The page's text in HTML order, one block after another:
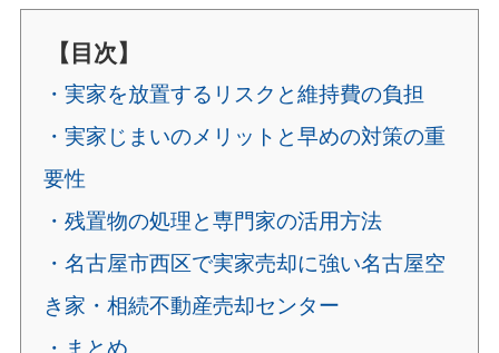
【目次】
・実家を放置するリスクと維持費の負担
・実家じまいのメリットと早めの対策の重
要性
・残置物の処理と専門家の活用方法
・名古屋市西区で実家売却に強い名古屋空
き家・相続不動産売却センター
・まとめ